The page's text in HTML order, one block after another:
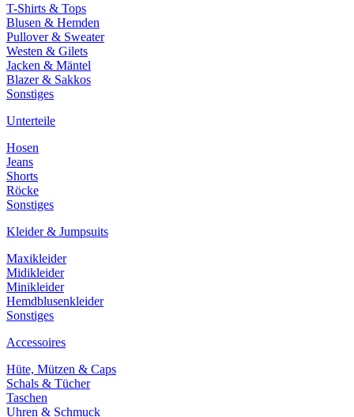
T-Shirts & Tops
Blusen & Hemden
Pullover & Sweater
Westen & Gilets
Jacken & Mäntel
Blazer & Sakkos
Sonstiges
Unterteile
Hosen
Jeans
Shorts
Röcke
Sonstiges
Kleider & Jumpsuits
Maxikleider
Midikleider
Minikleider
Hemdblusenkleider
Sonstiges
Accessoires
Hüte, Mützen & Caps
Schals & Tücher
Taschen
Uhren & Schmuck